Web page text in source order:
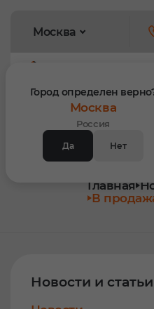
Москва
Город определен
Москва
Россия
Да Нет
В
Главная
В
Новости и статьи